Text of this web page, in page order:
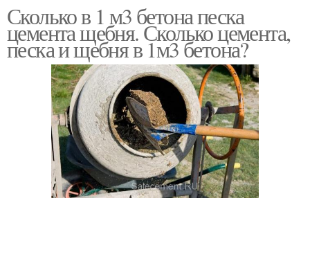
Сколько в 1 м3 бетона песка
цемента щебня. Сколько цемента,
песка и щебня в 1м3 бетона?